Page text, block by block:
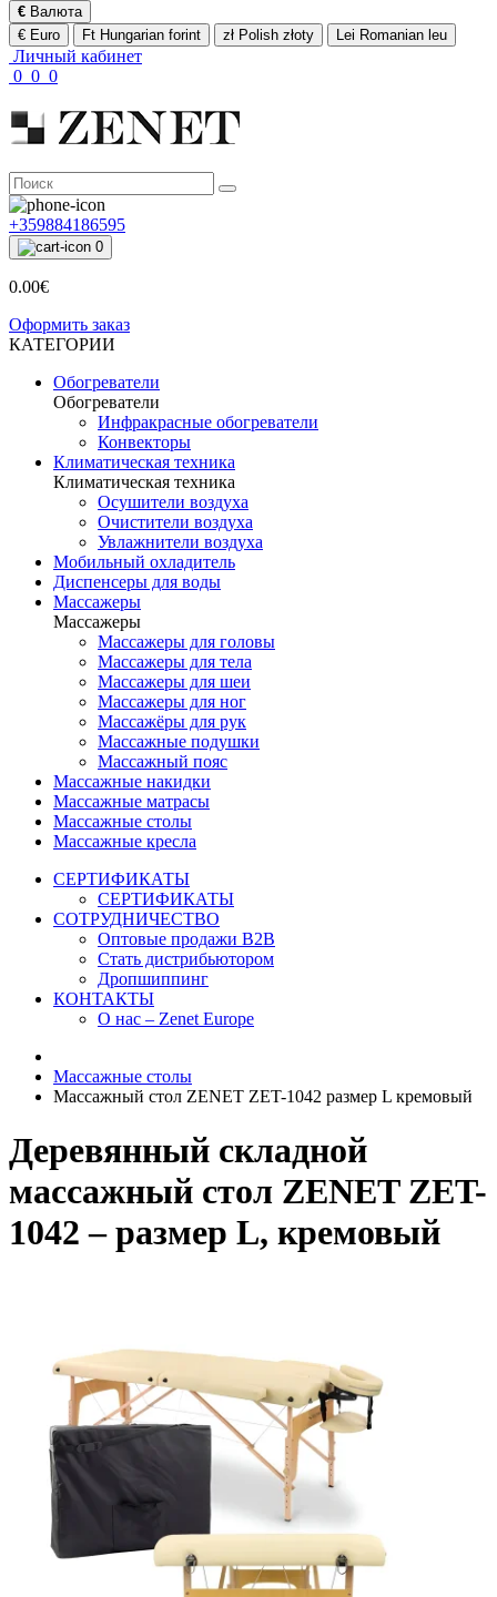
€ Валюта
€ Euro
Ft Hungarian forint zł Polish złoty Lei Romanian leu
Личный кабинет
0 0 0
+359884186595
0
0.00€
Оформить заказ
КАТЕГОРИИ
Обогреватели
Обогреватели
Инфракрасные обогреватели
Конвекторы
Климатическая техника
Климатическая техника
Осушители воздуха
Очистители воздуха
Увлажнители воздуха
Мобильный охладитель
Диспенсеры для воды
Массажеры
Массажеры
Массажеры для головы
Массажеры для тела
Массажеры для шеи
Массажеры для ног
Массажёры для рук
Массажные подушки
Массажный пояс
Массажные накидки
Массажные матрасы
Массажные столы
Массажные кресла
СЕРТИФИКАТЫ
СЕРТИФИКАТЫ
СОТРУДНИЧЕСТВО
Оптовые продажи B2B
Стать дистрибьютором
Дропшиппинг
КОНТАКТЫ
О нас – Zenet Europe
Массажные столы
Массажный стол ZENET ZET-1042 размер L кремовый
Деревянный складной
массажный стол ZENET ZET-
1042 – размер L, кремовый